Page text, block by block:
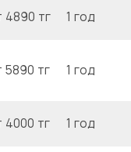
4890 тг 1 год
5890 тг 1 год
4000 тг 1 год